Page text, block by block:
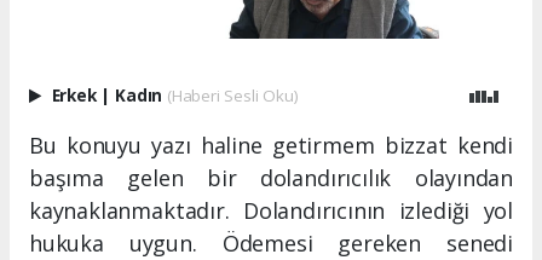
Erkek | Kadın (Haberi Sesli Oku)
Bu konuyu yazı haline getirmem bizzat kendi
başıma gelen bir dolandırıcılık olayından
kaynaklanmaktadır. Dolandırıcının izlediği yol
hukuka uygun. Ödemesi gereken senedi